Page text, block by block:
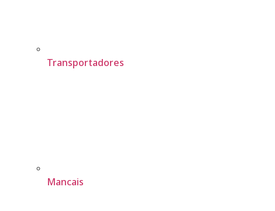
Transportadores
Mancais